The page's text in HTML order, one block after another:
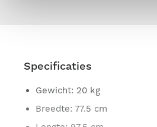
Specificaties
Gewicht: 20 kg
Breedte: 77.5 cm